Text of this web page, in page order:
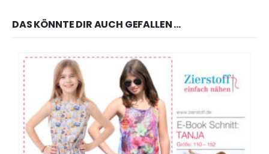
DAS KÖNNTE DIR AUCH GEFALLEN …